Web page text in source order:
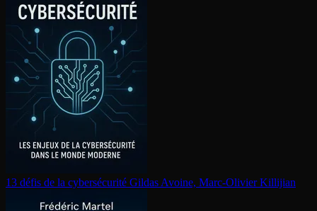
13 défis de la cy­ber­sé­cu­ri­té Gildas Avoine, Marc-Olivier Killijian